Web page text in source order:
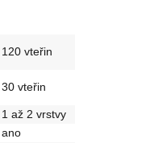
120 vteřin
30 vteřin
1 až 2 vrstvy
ano